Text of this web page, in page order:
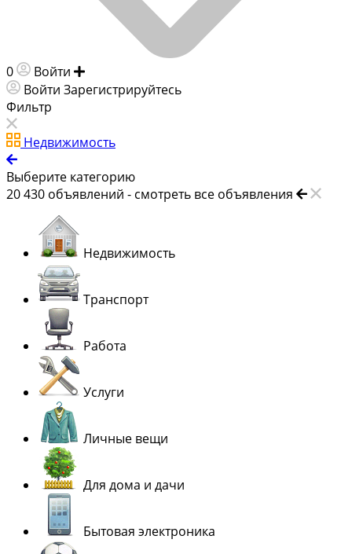
0 Войти
Войти Зарегистрируйтесь
Фильтр
Недвижимость
Выберите категорию
20 430 объявлений - смотреть все объявления
Недвижимость
Транспорт
Работа
Услуги
Личные вещи
Для дома и дачи
Бытовая электроника